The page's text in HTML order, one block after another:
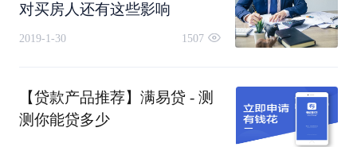
买房自住者，房价的涨与跌其实都只是一个数字而
在下跌时买入的价格肯定低于上涨时买入的价格，
所以应该“买跌不买涨”。
对买房人还有这些影响
2019-1-30 1507
【贷款产品推荐】满易贷 - 测
测你能贷多少